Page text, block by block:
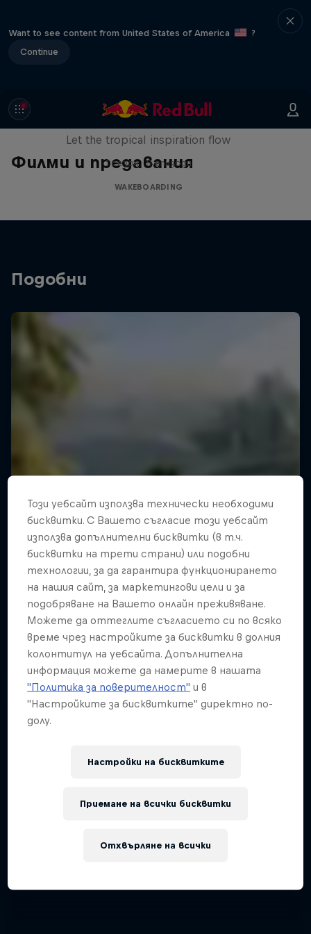
Want to see content from United States of America
?
Continue
Филми и предавания
Wakecation: Panama
Let the tropical inspiration flow
1 сезон · 5 епизоди
WAKEBOARDING
Подобни
Този уебсайт използва технически необходими
бисквитки. С Вашето съгласие този уебсайт
използва допълнителни бисквитки (в т.ч.
бисквитки на трети страни) или подобни
технологии, за да гарантира функционирането
на нашия сайт, за маркетингови цели и за
подобряване на Вашето онлайн преживяване.
Можете да оттеглите съгласието си по всяко
време чрез настройките за бисквитки в долния
колонтитул на уебсайта. Допълнителна
информация можете да намерите в нашата
"Политика за поверителност" и в
"Настройките за бисквитките" директно по-
долу.
Настройки на бисквитките
Отхвърляне на всички
Приемане на всички бисквитки